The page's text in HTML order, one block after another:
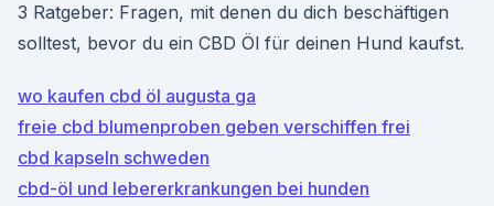
3 Ratgeber: Fragen, mit denen du dich beschäftigen
solltest, bevor du ein CBD Öl für deinen Hund kaufst.
wo kaufen cbd öl augusta ga
freie cbd blumenproben geben verschiffen frei
cbd kapseln schweden
cbd-öl und lebererkrankungen bei hunden